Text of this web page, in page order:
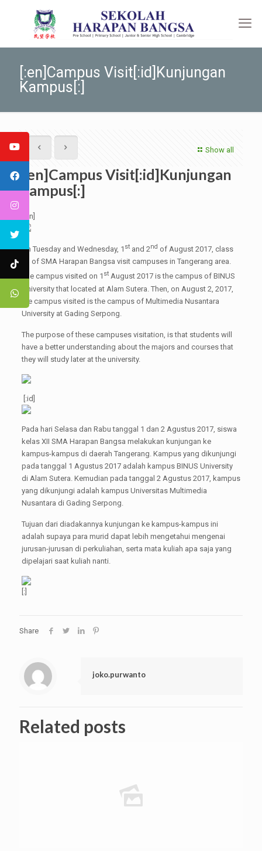
[:en]Campus Visit[:id]Kunjungan
Kampus[:]
Show all
[:en]Campus Visit[:id]Kunjungan
Kampus[:]
[:en]
On Tuesday and Wednesday, 1 stand 2nd of August 2017, class
XII of SMA Harapan Bangsa visit campuses in Tangerang area.
The campus visited on 1 stAugust 2017 is the campus of BINUS
University that located at Alam Sutera. Then, on August 2, 2017,
the campus visited is the campus of Multimedia Nusantara
University at Gading Serpong.
The purpose of these campuses visitation, is that students will
have a better understanding about the majors and courses that
they will study later at the university.
[:id]
Pada hari Selasa dan Rabu tanggal 1 dan 2 Agustus 2017, siswa
kelas XII SMA Harapan Bangsa melakukan kunjungan ke
kampus-kampus di daerah Tangerang. Kampus yang dikunjungi
pada tanggal 1 Agustus 2017 adalah kampus BINUS University
di Alam Sutera. Kemudian pada tanggal 2 Agustus 2017, kampus
yang dikunjungi adalah kampus Universitas Multimedia
Nusantara di Gading Serpong.
Tujuan dari diadakannya kunjungan ke kampus-kampus ini
adalah supaya para murid dapat lebih mengetahui mengenai
jurusan-jurusan di perkuliahan, serta mata kuliah apa saja yang
dipelajari saat kuliah nanti.
[:]
Share
joko.purwanto
Related posts